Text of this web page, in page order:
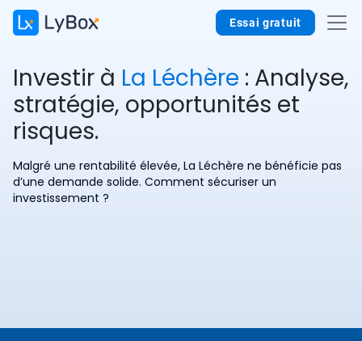
Essai gratuit
Investir à La Léchère : Analyse,
stratégie, opportunités et
risques.
Malgré une rentabilité élevée, La Léchère ne bénéficie pas
d’une demande solide. Comment sécuriser un
investissement ?